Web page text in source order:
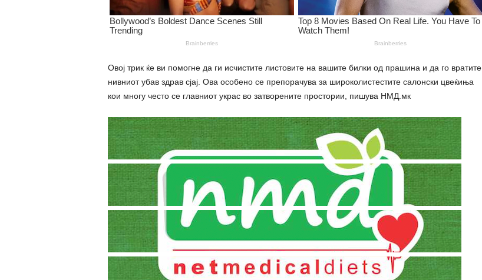
Овој трик ќе ви помогне да ги исчистите листовите на вашите билки од прашина и да го вратите
нивниот убав здрав сјај. Ова особено се препорачува за широколистестите салонски цвеќиња
кои многу често се главниот украс во затворените простории, пишува НМД.мк